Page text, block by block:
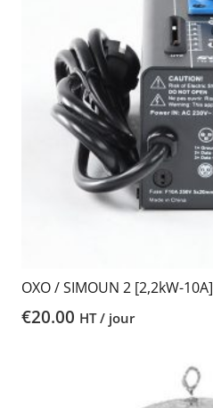
OXO / SIMOUN 2 [2,2kW-10A]
€20.00 HT / jour